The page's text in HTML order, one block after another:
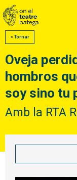
< Tornar
Oveja
hombros
soy sino tu
Amb la RTA